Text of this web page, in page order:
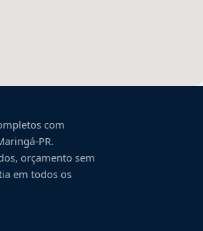
com
-PR.
orçamento sem
em todos os